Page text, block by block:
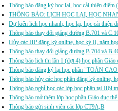
Thông báo đăng ký học lại, học cải thiện điểm
THÔNG BÁO: LỊCH HỌC LẠI, HỌC
Dự kiến lịch học nhanh, học lại, học cải thiện
Thông báo thay đổi giảng đường B.701 và
Hủy các HP đăng ký online, học kỳ II, năm
Thông báo thay đổi giảng đường B.704 và
Thông báo lịch thi lần 1 (đợt 4) học phần
Thông báo đăng ký lại học phần "TOÁN
Thông báo hủy các học phần đăng ký online,
Thông báo nghỉ học các lớp học phần tại Hội
Thông báo mở thêm lớp học phần Giáo dục
Thông báo gửi sinh viên các lớp CT9A,B